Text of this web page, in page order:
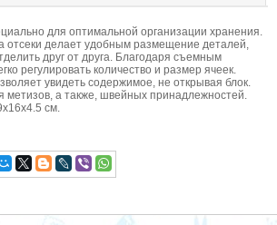
для оптимальной организации хранения.
отсеки делает удобным размещение деталей,
друг от друга. Благодаря съемным
регулировать количество и размер ячеек.
увидеть содержимое, не открывая блок.
метизов, а также, швейных принадлежностей.
см.